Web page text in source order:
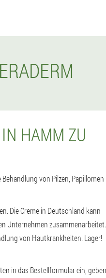
HAMM ZU
von Pilzen, Papillomen
Die Creme in Deutschland kann
Unternehmen zusammenarbeitet.
von Hautkrankheiten. Lager!
in das Bestellformular ein, geben